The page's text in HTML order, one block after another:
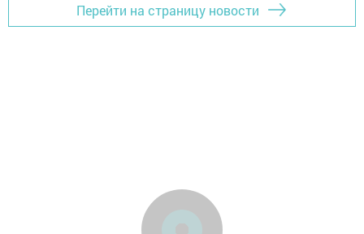
Перейти на страницу новости